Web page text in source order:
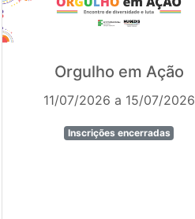
Orgulho em Ação
11/07/2026 a 15/07/2026
Inscrições encerradas